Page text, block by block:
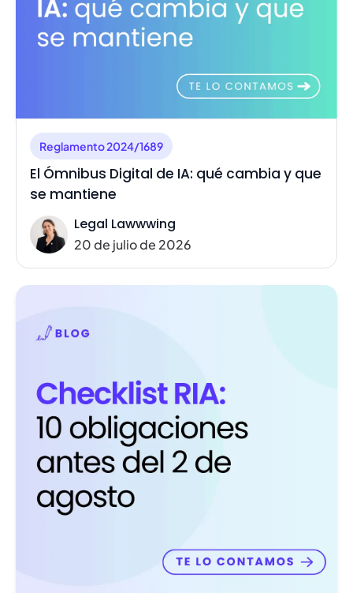
Reglamento 2024/1689
El Ómnibus Digital de IA: qué cambia y que
se mantiene
Legal Lawwwing
20 de julio de 2026